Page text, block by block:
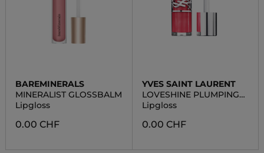
BAREMINERALS
MINERALIST GLOSSBALM
Lipgloss
0.00 CHF
YVES SAINT LAURENT
LOVESHINE PLUMPING
LIP OIL GLOSS
Lipgloss
0.00 CHF